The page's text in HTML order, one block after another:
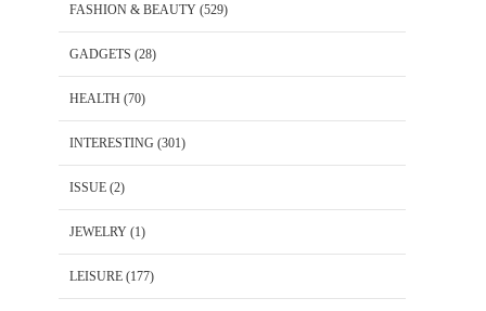
FASHION & BEAUTY (529)
GADGETS (28)
HEALTH (70)
INTERESTING (301)
ISSUE (2)
JEWELRY (1)
LEISURE (177)